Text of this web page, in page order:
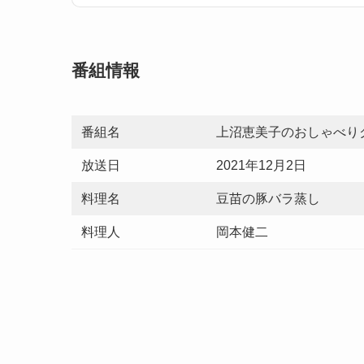
番組情報
番組名 上沼恵美子のおしゃべ
放送日 2021年12月2日
料理名 豆苗の豚バラ蒸し
料理人 岡本健二